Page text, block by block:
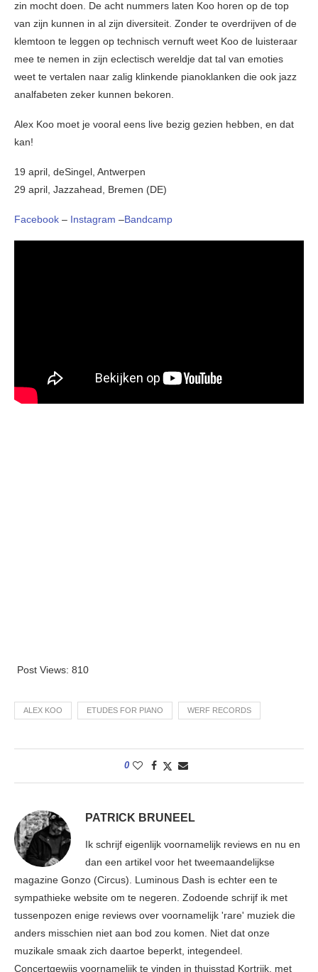
zin mocht doen. De acht nummers laten Koo horen op de top
van zijn kunnen in al zijn diversiteit. Zonder te overdrijven of de
klemtoon te leggen op technisch vernuft weet Koo de luisteraar
mee te nemen in zijn eclectisch wereldje dat tal van emoties
weet te vertalen naar zalig klinkende pianoklanken die ook jazz
analfabeten zeker kunnen bekoren.
Alex Koo moet je vooral eens live bezig gezien hebben, en dat
kan!
19 april, deSingel, Antwerpen
29 april, Jazzahead, Bremen (DE)
Facebook – Instagram –Bandcamp
Post Views: 810
ALEX KOO ETUDES FOR PIANO WERF RECORDS
0
PATRICK BRUNEEL
Ik schrijf eigenlijk voornamelijk reviews en nu en
dan een artikel voor het tweemaandelijkse
magazine Gonzo (Circus). Luminous Dash is echter een te
sympathieke website om te negeren. Zodoende schrijf ik met
tussenpozen enige reviews over voornamelijk 'rare' muziek die
anders misschien niet aan bod zou komen. Niet dat onze
muzikale smaak zich daartoe beperkt, integendeel.
Concertgewijs voornamelijk te vinden in thuisstad Kortrijk, met